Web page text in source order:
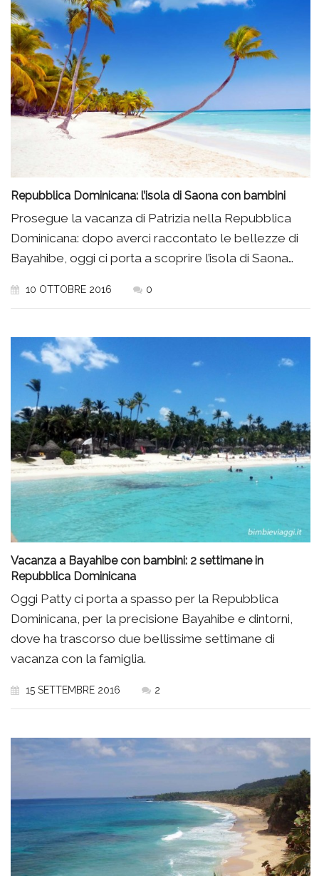
Repubblica Dominicana: l’isola di Saona con bambini
Prosegue la vacanza di Patrizia nella Repubblica
Dominicana: dopo averci raccontato le bellezze di
Bayahibe, oggi ci porta a scoprire l’isola di Saona…
10 OTTOBRE 2016 0
Vacanza a Bayahibe con bambini: 2 settimane in
Repubblica Dominicana
Oggi Patty ci porta a spasso per la Repubblica
Dominicana, per la precisione Bayahibe e dintorni,
dove ha trascorso due bellissime settimane di
vacanza con la famiglia.
15 SETTEMBRE 2016 2